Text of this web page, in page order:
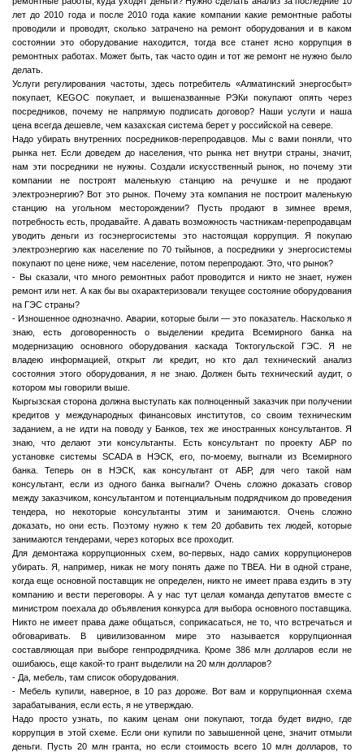
лет до 2010 года и после 2010 года какие компании какие ремонтные работы
проводили и проводят, сколько затрачено на ремонт оборудования и в каком
состоянии это оборудование находится, тогда все станет ясно коррупция в
ремонтных работах. Может быть, так часто один и тот же ремонт не нужно было
делать.
Услуги регулирования частоты, здесь потребитель «Алматинский энергосбыт»
покупает, KEGOC покупает, и вышеназванные РЭКи покупают опять через
посредников, почему не напрямую подписать договор? Наши услуги и наша
цена всегда дешевле, чем казахская система берет у российской на севере.
Надо убирать внутренних посредников-перепродавцов. Мы с вами поняли, что
рынка нет. Если доведем до населения, что рынка нет внутри страны, значит,
нам эти посредники не нужны. Создали искусственный рынок, но почему эти
компании не построят маленькую станцию на речушке и не продают
электроэнергию? Вот это рынок. Почему эта компания не построит маленькую
станцию на угольном месторождении? Пусть продают в зимнее время,
потребность есть, продавайте. А давать возможность частникам-перепродавцам
уводить деньги из госэнергосистемы это настоящая коррупция. Я покупаю
электроэнергию как население по 70 тыйынов, а посредники у энергосистемы
покупают по цене ниже, чем население, потом перепродают. Это, что рынок?
- Вы сказали, что много ремонтных работ проводится и никто не знает, нужен
ремонт или нет. А как бы вы охарактеризовали текущее состояние оборудования
на ГЭС страны?
- Изношенное однозначно. Аварии, которые были — это показатель. Насколько я
знаю, есть договоренность о выделении кредита Всемирного банка на
модернизацию основного оборудования каскада Токтогульской ГЭС. Я не
владею информацией, открыт ли кредит, но кто дал технический анализ
состояния этого оборудования, я не знаю. Должен быть технический аудит, о
котором мы говорили выше.
Кыргызская сторона должна выступать как полноценный заказчик при получении
кредитов у международных финансовых институтов, со своим техническим
заданием, а не идти на поводу у Банков, тех же иностранных консультантов. Я
знаю, что делают эти консультанты. Есть консультант по проекту АБР по
установке системы SCADA в НЭСК, его, по-моему, выгнали из Всемирного
банка. Теперь он в НЭСК, как консультант от АБР, для чего такой нам
консультант, если из одного банка выгнали? Очень сложно доказать сговор
между заказчиком, консультантом и потенциальным подрядчиком до проведения
тендера, но некоторые консультанты этим и занимаются. Очень сложно
доказать, но они есть. Поэтому нужно к тем 20 добавить тех людей, которые
занимаются тендерами, через которых все проходит.
Для демонтажа коррупционных схем, во-первых, надо самих коррупционеров
убирать. Я, например, никак не могу понять даже по ТВЕА. Ни в одной стране,
когда еще основной поставщик не определен, никто не имеет права ездить в эту
компанию и вести переговоры. А у нас тут целая команда депутатов вместе с
министром поехала до объявления конкурса для выбора основного поставщика.
Никто не имеет права даже общаться, соприкасаться, не то, что встречаться и
обговаривать. В цивилизованном мире это называется коррупционная
составляющая при выборе генпродрядчика. Кроме 386 млн долларов если не
ошибаюсь, еще какой-то грант выделили на 20 млн долларов?
- Да, мебель, там список оборудования.
- Мебель купили, наверное, в 10 раз дороже. Вот вам и коррупционная схема
зарабатывания, если есть, я не утверждаю.
Надо просто узнать, по каким ценам они покупают, тогда будет видно, где
коррупция в этой схеме. Если они купили по завышенной цене, значит отмыли
деньги. Пусть 20 млн гранта, но если стоимость всего 10 млн долларов, то